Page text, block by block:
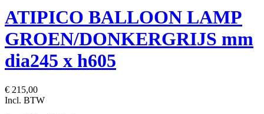
ATIPICO BALLOON LAMP
GROEN/DONKERGRIJS mm
dia245 x h605
€ 215,00
Incl. BTW